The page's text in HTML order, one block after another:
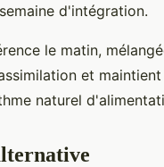
d'intégration.
le matin,
et maintient
naturel